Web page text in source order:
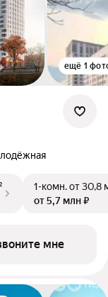
ещё 1
1-комн.от 30,8
от 5,7 млн ₽
мне